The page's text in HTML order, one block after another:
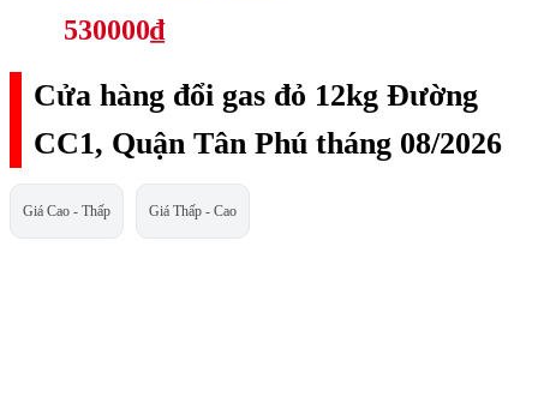
530000₫
Cửa hàng đổi gas đỏ 12kg Đường
CC1, Quận Tân Phú tháng 08/2026
Giá Cao - Thấp Giá Thấp - Cao